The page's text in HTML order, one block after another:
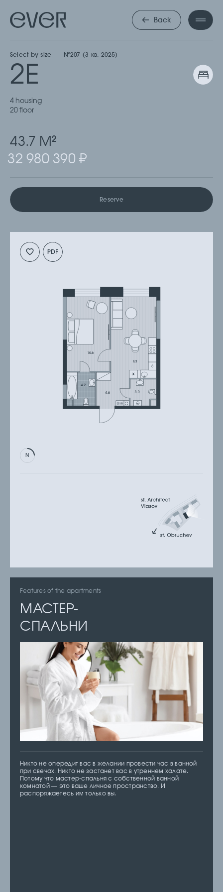
Back
Select by size №207 (3 кв. 2025)
2Е
4 housing
20 floor
43.7 М2
32 980 390 ₽
Reserve
Features of the apartments
МАСТЕР-
СПАЛЬНИ
Никто не опередит вас в желании провести час в ванной
при свечах. Никто не застанет вас в утреннем халате.
Потому что мастер-спальня с собственной ванной
комнатой — это ваше личное пространство. И
распоряжаетесь им только вы.